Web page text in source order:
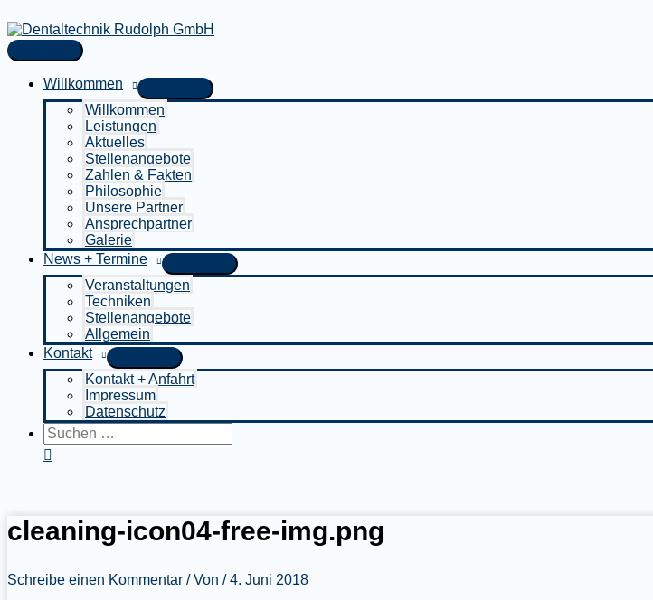
Inhalt
springen
Hauptmenü
Willkommen
Willkommen
Leistungen
Aktuelles
Stellenangebote
Zahlen & Fakten
Philosophie
Unsere Partner
Ansprechpartner
Galerie
News + Termine
Veranstaltungen
Techniken
Stellenangebote
Allgemein
Kontakt
Kontakt + Anfahrt
Impressum
Datenschutz
Suchen
nach:
cleaning-icon04-free-img.png
Schreibe einen Kommentar / Von /4. Juni 2018